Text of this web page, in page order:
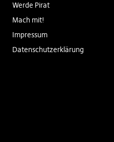
Werde Pirat
Mach mit!
Impressum
Datenschutzerklärung